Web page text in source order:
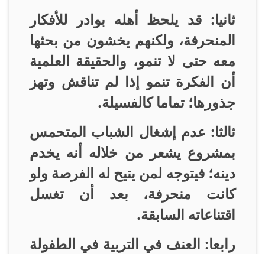
ثانيا: قد يلحظ أهله بوادر للأفكار
المنحرفة، ولكنهم يخشون من بحثها
معه حتى لا تنمو، والحقيقة العلمية
أن الفكرة تنمو إذا لم تناقش وتهز
جذورها؛ تماما كالفسيلة.
ثالثا: عدم إشغال الشباب المتحمس
بمشروع يشعر من خلاله أنه يخدم
دينه؛ فيتوجه لمن يتيح له الفرصة ولو
كانت منحرفة، بعد أن تغسل
اقتناعاته السابقة.
رابعا: العنف في التربية في الطفولة